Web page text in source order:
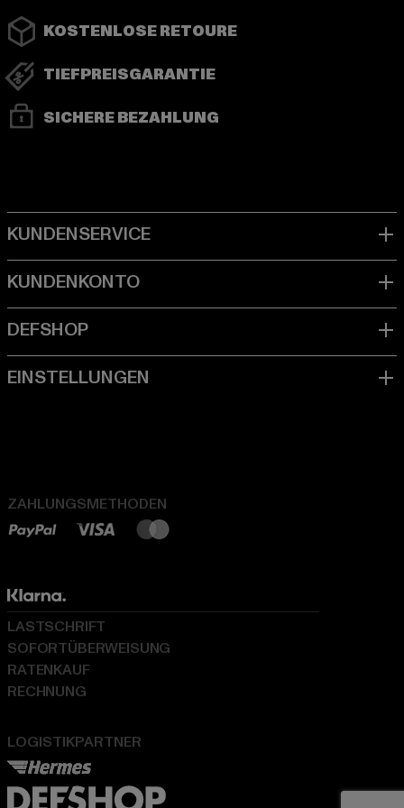
KOSTENLOSE RETOURE
TIEFPREISGARANTIE
SICHERE BEZAHLUNG
ZAHLUNGSMETHODEN
LOGISTIKPARTNER
LASTSCHRIFT
SOFORTÜBERWEISUNG
RATENKAUF
RECHNUNG